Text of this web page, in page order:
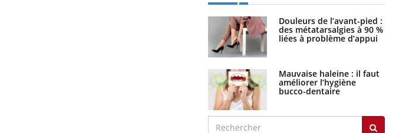
Douleurs de l’avant-pied :
des métatarsalgies à 90 %
liées à problème d’appui
Mauvaise haleine : il faut
améliorer l’hygiène
bucco-dentaire